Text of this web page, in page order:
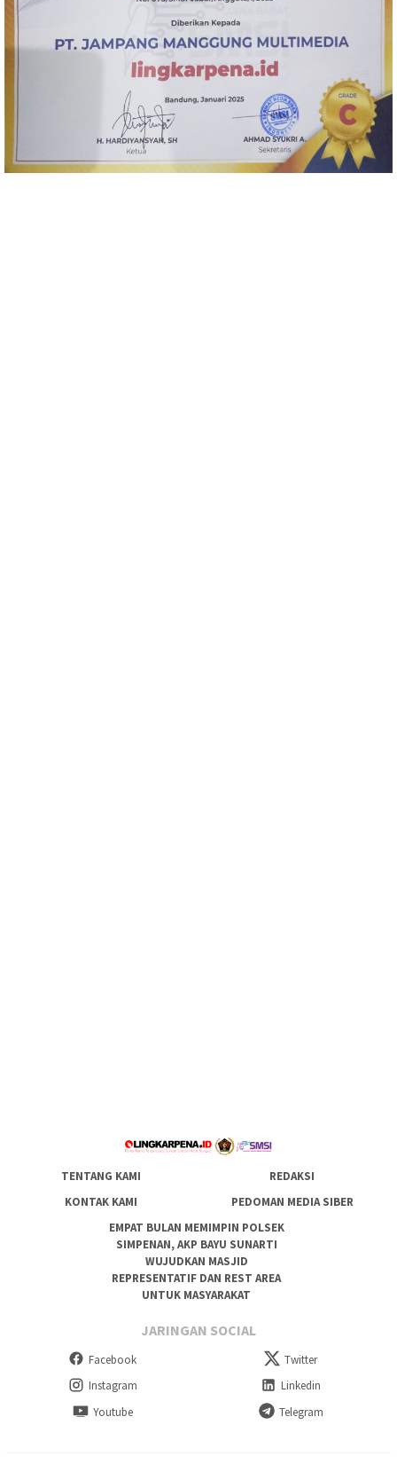
TENTANG KAMI
REDAKSI
KONTAK KAMI
PEDOMAN MEDIA SIBER
EMPAT BULAN MEMIMPIN POLSEK
SIMPENAN, AKP BAYU SUNARTI
WUJUDKAN MASJID
REPRESENTATIF DAN REST AREA
UNTUK MASYARAKAT
JARINGAN SOCIAL
Facebook
Twitter
Instagram
Linkedin
Youtube
Telegram